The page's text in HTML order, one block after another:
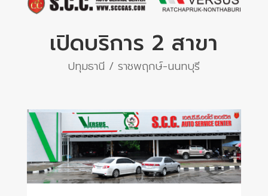
เปิดบริการ 2 สาขา
ปทุมธานี / ราชพฤกษ์-นนทบุรี